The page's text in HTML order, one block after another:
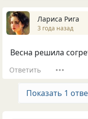
Лариса Рига
3 года назад
Весна решила
Ответить
Показать 1